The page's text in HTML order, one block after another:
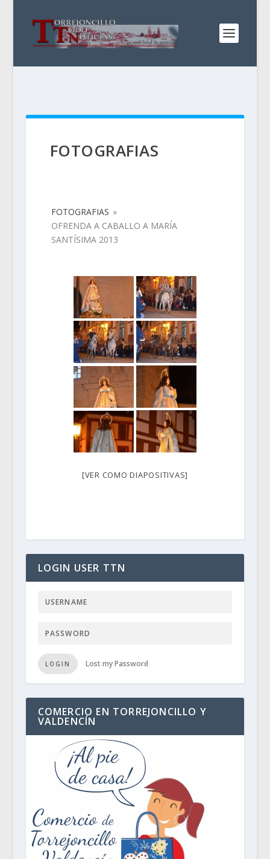
FOTOGRAFIAS
FOTOGRAFIAS »
OFRENDA A CABALLO A MARÍA
SANTÍSIMA 2013
[VER COMO DIAPOSITIVAS]
LOGIN USER TTN
LOGIN Lost my Password
COMERCIO EN TORREJONCILLO Y
VALDENCÍN